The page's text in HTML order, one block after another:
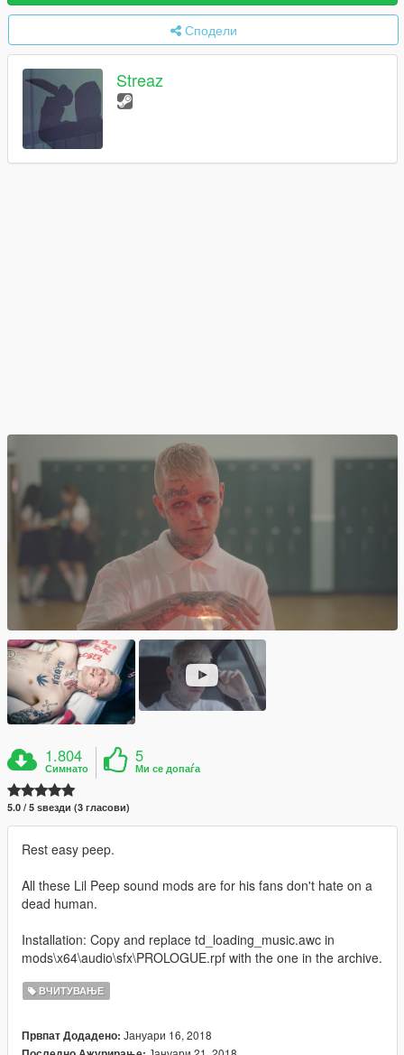
Сподели
Streaz
1.804
Симнато
5
Ми се допаѓа
5.0 / 5 ѕвезди (3 гласови)
Rest easy peep.
All these Lil Peep sound mods are for his fans don't hate on a
dead human.
Installation: Copy and replace td_loading_music.awc in
mods\x64\audio\sfx\PROLOGUE.rpf with the one in the archive.
ВЧИТУВАЊЕ
Првпат Додадено: Јануари 16, 2018